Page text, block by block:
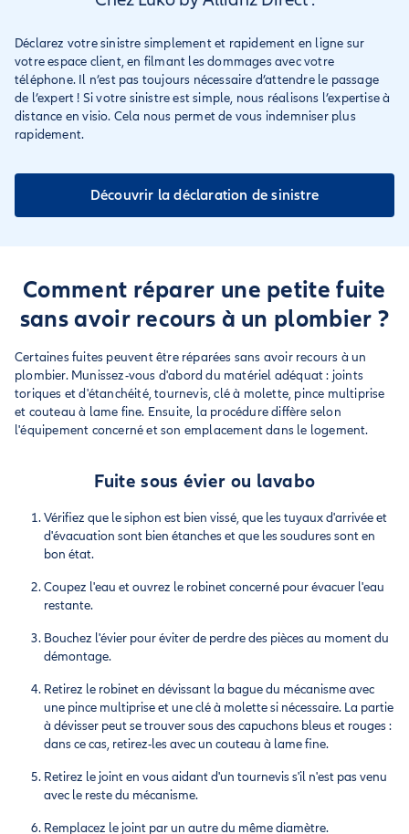
Déclarez votre sinistre simplement et rapidement en ligne sur
votre espace client, en filmant les dommages avec votre
téléphone. Il n’est pas toujours nécessaire d’attendre le passage
de l’expert ! Si votre sinistre est simple, nous réalisons l’expertise à
distance en visio. Cela nous permet de vous indemniser plus
rapidement.
Découvrir la déclaration de sinistre
Comment réparer une petite fuite
sans avoir recours à un plombier ?
Certaines fuites peuvent être réparées sans avoir recours à un
plombier. Munissez-vous d'abord du matériel adéquat : joints
toriques et d'étanchéité, tournevis, clé à molette, pince multiprise
et couteau à lame fine. Ensuite, la procédure diffère selon
l'équipement concerné et son emplacement dans le logement.
Fuite sous évier ou lavabo
Vérifiez que le siphon est bien vissé, que les tuyaux d'arrivée et
d'évacuation sont bien étanches et que les soudures sont en
bon état.
Coupez l'eau et ouvrez le robinet concerné pour évacuer l'eau
restante.
Bouchez l'évier pour éviter de perdre des pièces au moment du
démontage.
Retirez le robinet en dévissant la bague du mécanisme avec
une pince multiprise et une clé à molette si nécessaire. La partie
à dévisser peut se trouver sous des capuchons bleus et rouges :
dans ce cas, retirez-les avec un couteau à lame fine.
Retirez le joint en vous aidant d'un tournevis s'il n'est pas venu
avec le reste du mécanisme.
Remplacez le joint par un autre du même diamètre.